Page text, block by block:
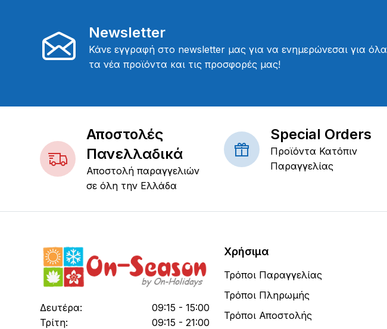
Newsletter
Κάνε εγγραφή στο newsletter μας για να ενημερώνεσαι για όλα
τα νέα προϊόντα και τις προσφορές μας!
Αποστολές
Πανελλαδικά
Αποστολή παραγγελιών
σε όλη την Ελλάδα
Special Orders
Προϊόντα Κατόπιν
Παραγγελίας
Δευτέρα:
09:15 - 15:00
Τρίτη:
09:15 - 21:00
Χρήσιμα
Τρόποι Παραγγελίας
Τρόποι Πληρωμής
Τρόποι Αποστολής